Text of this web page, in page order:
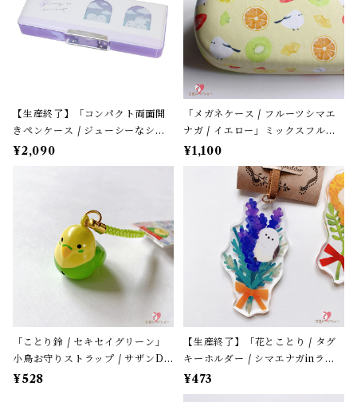
【生産終了】「コンパクト両面開
きペンケース / ジューシーなシマ
エナガ」窓から覗くシマエナガた
ち / カミオジャパン＊パープル
¥2,090
「メガネケース / フルーツシマエ
ナガ / イエロー」ミックスフルー
ツ柄 / フレンズヒル＊パステルイ
¥1,100
「ことり鈴 / セキセイグリーン」
小鳥お守りストラップ / サザンDS
クリエイト / 黄緑色のセキセイイ
¥528
【生産終了】「花とことり / タグ
キーホルダー / シマエナガinラベ
ンダー」花言葉と小鳥のアクリル
キーホルダー・バッグチャーム /
¥473